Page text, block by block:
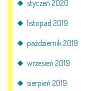
styczeń 2020
listopad 2019
październik 2019
wrzesień 2019
sierpień 2019